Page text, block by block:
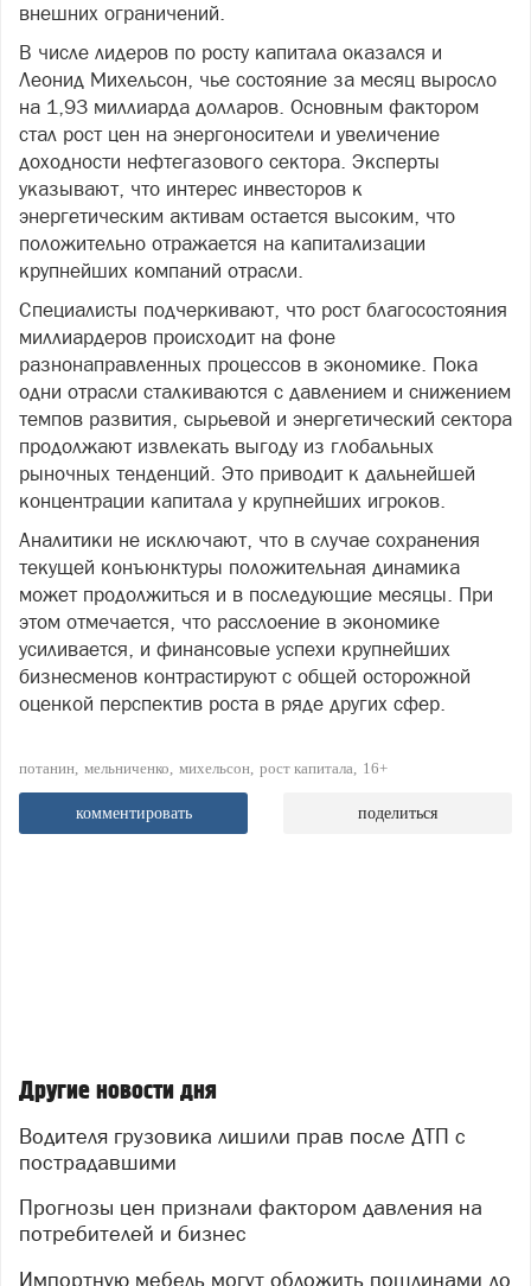
внешних ограничений.
В числе лидеров по росту капитала оказался и
Леонид Михельсон, чье состояние за месяц выросло
на 1,93 миллиарда долларов. Основным фактором
стал рост цен на энергоносители и увеличение
доходности нефтегазового сектора. Эксперты
указывают, что интерес инвесторов к
энергетическим активам остается высоким, что
положительно отражается на капитализации
крупнейших компаний отрасли.
Специалисты подчеркивают, что рост благосостояния
миллиардеров происходит на фоне
разнонаправленных процессов в экономике. Пока
одни отрасли сталкиваются с давлением и снижением
темпов развития, сырьевой и энергетический сектора
продолжают извлекать выгоду из глобальных
рыночных тенденций. Это приводит к дальнейшей
концентрации капитала у крупнейших игроков.
Аналитики не исключают, что в случае сохранения
текущей конъюнктуры положительная динамика
может продолжиться и в последующие месяцы. При
этом отмечается, что расслоение в экономике
усиливается, и финансовые успехи крупнейших
бизнесменов контрастируют с общей осторожной
оценкой перспектив роста в ряде других сфер.
потанин мельниченко михельсон рост капитала 16+
комментировать поделиться
Другие новости дня
Водителя грузовика лишили прав после ДТП с
пострадавшими
Прогнозы цен признали фактором давления на
потребителей и бизнес
Импортную мебель могут обложить пошлинами до